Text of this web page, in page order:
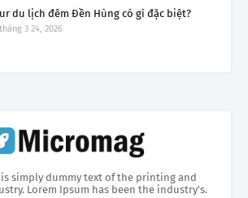
du lịch đêm Đền Hùng có gì đặc biệt?
tháng 3 24, 2026
is simply dummy text of the printing and
Lorem Ipsum has been the industry's.